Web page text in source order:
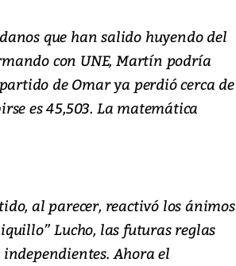
que han salido huyendo del
con UNE, Martín podría
de Omar ya perdió cerca de
es 45,503. La matemática
al parecer, reactivó los ánimos
Lucho, las futuras reglas
Ahora el